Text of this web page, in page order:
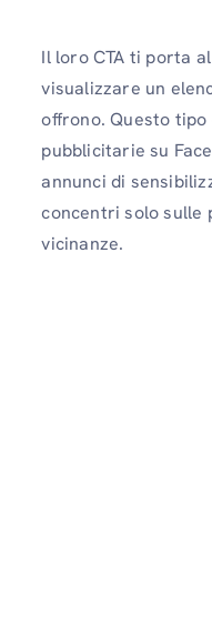
Il loro CTA ti porta
visualizzare un
offrono. Questo tipo
pubblicitarie su
annunci di
concentri solo sulle
vicinanze.